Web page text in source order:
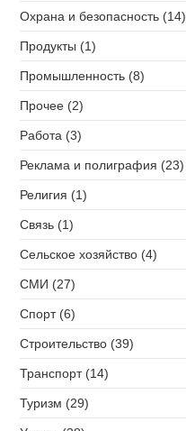
Охрана и безопасность (14)
Продукты (1)
Промышленность (8)
Прочее (2)
Работа (3)
Реклама и полиграфия (23)
Религия (1)
Связь (1)
Сельское хозяйство (4)
СМИ (27)
Спорт (6)
Строительство (39)
Транспорт (14)
Туризм (29)